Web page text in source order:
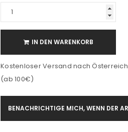
IN DEN WARENKORB
Kostenloser Versand nach
(ab 100€)
BENACHRICHTIGE MICH, WENN DER